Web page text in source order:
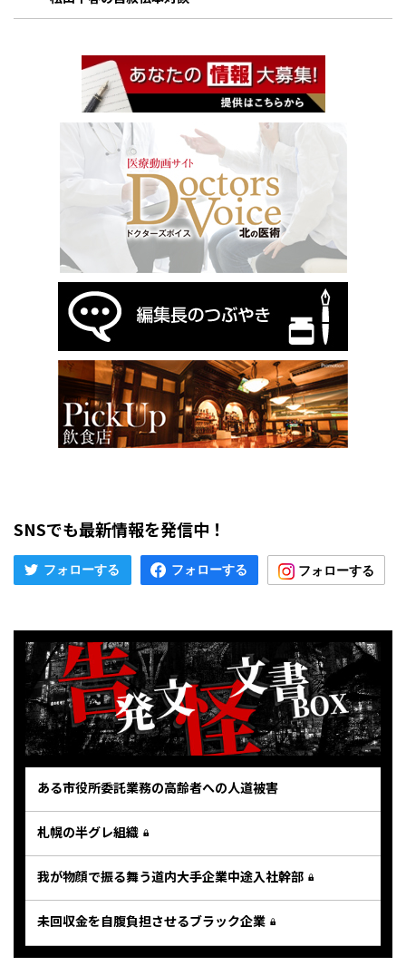
SNSでも最新情報を発信中！
ある市役所委託業務の高齢者への人道被害
札幌の半グレ組織
我が物顔で振る舞う道内大手企業中途入社幹部
未回収金を自腹負担させるブラック企業